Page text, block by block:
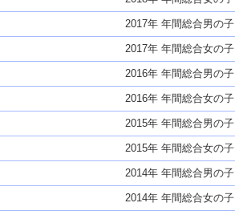
2017年 年間総合男の子
2017年 年間総合女の子
2016年 年間総合男の子
2016年 年間総合女の子
2015年 年間総合男の子
2015年 年間総合女の子
2014年 年間総合男の子
2014年 年間総合女の子